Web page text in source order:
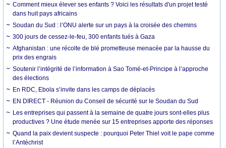
Comment mieux élever ses enfants ? Voici les résultats d'un projet testé
dans huit pays africains
Soudan du Sud : l’ONU alerte sur un pays à la croisée des chemins
300 jours de cessez-le-feu, 300 enfants tués à Gaza
Afghanistan : une récolte de blé prometteuse menacée par la hausse du
prix des engrais
Soutenir l’intégrité de l’information à Sao Tomé-et-Principe à l’approche
des élections
En RDC, Ebola s’invite dans les camps de déplacés
EN DIRECT - Réunion du Conseil de sécurité sur le Soudan du Sud
Les entreprises qui passent à la semaine de quatre jours sont-elles plus
productives ? Une étude menée sur 15 entreprises apporte des réponses
Quand la paix devient suspecte : pourquoi Peter Thiel voit le pape comme
l’Antéchrist